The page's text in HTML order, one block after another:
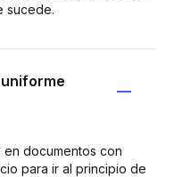
sucede.
documentos con
para ir al principio de